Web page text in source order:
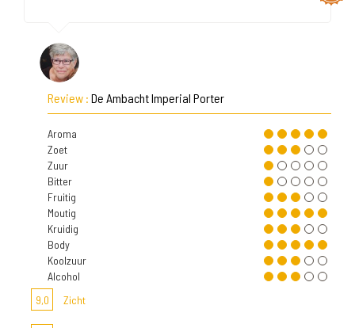
Review : De Ambacht Imperial Porter
Aroma
Zoet
Zuur
Bitter
Fruitig
Moutig
Kruidig
Body
Koolzuur
Alcohol
9,0
Zicht